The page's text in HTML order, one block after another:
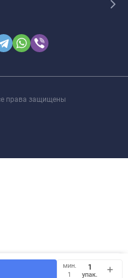
мин.
1
упак.
права защищены
сайт был лучше для
OK